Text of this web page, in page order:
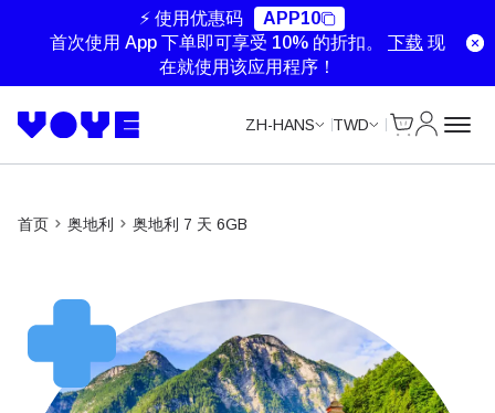
⚡ 使用优惠码
APP10
首次使用 App 下单即可享受 10% 的折扣。 下载 现
在就使用该应用程序！
ZH-HANS TWD
首页 奥地利 奥地利 7 天 6GB